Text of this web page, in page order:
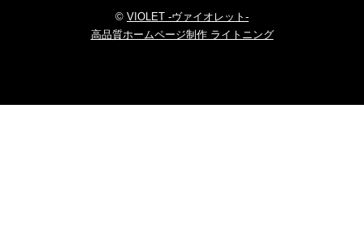
© VIOLET -ヴァイオレット-
高品質ホームページ制作 ライトニング